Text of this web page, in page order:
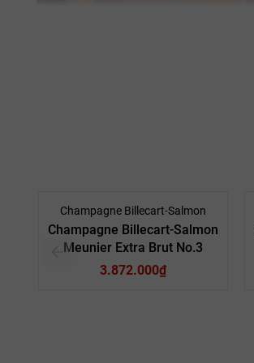
Champagne Billecart-Salmon
Champagne Billecart-Salmon
Meunier Extra Brut No.3
3.872.000₫